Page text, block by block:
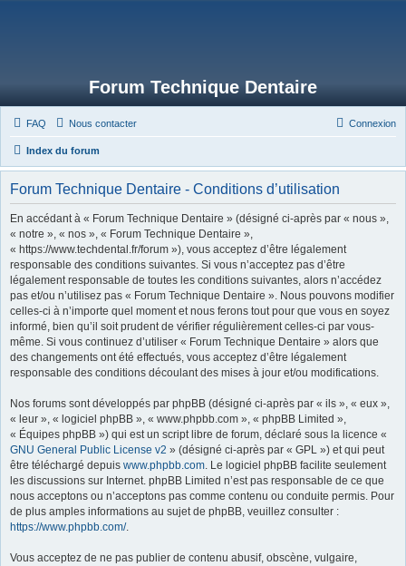
Forum Technique Dentaire
FAQ Nous contacter Connexion
Index du forum
Forum Technique Dentaire - Conditions d’utilisation
En accédant à « Forum Technique Dentaire » (désigné ci-après par « nous »,
« notre », « nos », « Forum Technique Dentaire »,
« https://www.techdental.fr/forum »), vous acceptez d’être légalement
responsable des conditions suivantes. Si vous n’acceptez pas d’être
légalement responsable de toutes les conditions suivantes, alors n’accédez
pas et/ou n’utilisez pas « Forum Technique Dentaire ». Nous pouvons modifier
celles-ci à n’importe quel moment et nous ferons tout pour que vous en soyez
informé, bien qu’il soit prudent de vérifier régulièrement celles-ci par vous-
même. Si vous continuez d’utiliser « Forum Technique Dentaire » alors que
des changements ont été effectués, vous acceptez d’être légalement
responsable des conditions découlant des mises à jour et/ou modifications.
Nos forums sont développés par phpBB (désigné ci-après par « ils », « eux »,
« leur », « logiciel phpBB », « www.phpbb.com », « phpBB Limited »,
« Équipes phpBB ») qui est un script libre de forum, déclaré sous la licence «
GNU General Public License v2 » (désigné ci-après par « GPL ») et qui peut
être téléchargé depuis www.phpbb.com. Le logiciel phpBB facilite seulement
les discussions sur Internet. phpBB Limited n’est pas responsable de ce que
nous acceptons ou n’acceptons pas comme contenu ou conduite permis. Pour
de plus amples informations au sujet de phpBB, veuillez consulter :
https://www.phpbb.com/.
Vous acceptez de ne pas publier de contenu abusif, obscène, vulgaire,